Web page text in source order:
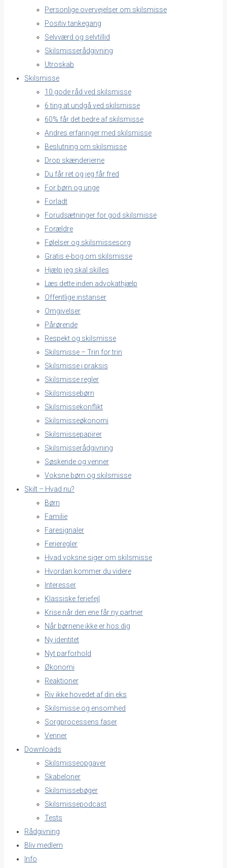
Personlige overvejelser om skilsmisse
Positiv tankegang
Selvværd og selvtillid
Skilsmisserådgivning
Utroskab
Skilsmisse
10 gode råd ved skilsmisse
6 ting at undgå ved skilsmisse
60% får det bedre af skilsmisse
Andres erfaringer med skilsmisse
Beslutning om skilsmisse
Drop skænderierne
Du får ret og jeg får fred
For børn og unge
Forladt
Forudsætninger for god skilsmisse
Forældre
Følelser og skilsmissesorg
Gratis e-bog om skilsmisse
Hjælp jeg skal skilles
Læs dette inden advokathjælp
Offentlige instanser
Omgivelser
Pårørende
Respekt og skilsmisse
Skilsmisse – Trin for trin
Skilsmisse i praksis
Skilsmisse regler
Skilsmissebørn
Skilsmissekonflikt
Skilsmisseøkonomi
Skilsmissepapirer
Skilsmisserådgivning
Søskende og venner
Voksne børn og skilsmisse
Skilt – Hvad nu?
Børn
Familie
Faresignaler
Ferieregler
Hvad voksne siger om skilsmisse
Hvordan kommer du videre
Interesser
Klassiske feriefejl
Krise når den ene får ny partner
Når børnene ikke er hos dig
Ny identitet
Nyt parforhold
Økonomi
Reaktioner
Riv ikke hovedet af din eks
Skilsmisse og ensomhed
Sorgprocessens faser
Venner
Downloads
Skilsmisseopgaver
Skabeloner
Skilsmissebøger
Skilsmissepodcast
Tests
Rådgivning
Bliv medlem
Info